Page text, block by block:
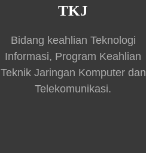
TKJ
Bidang keahlian Teknologi
Informasi, Program Keahlian
Teknik Jaringan Komputer dan
Telekomunikasi.